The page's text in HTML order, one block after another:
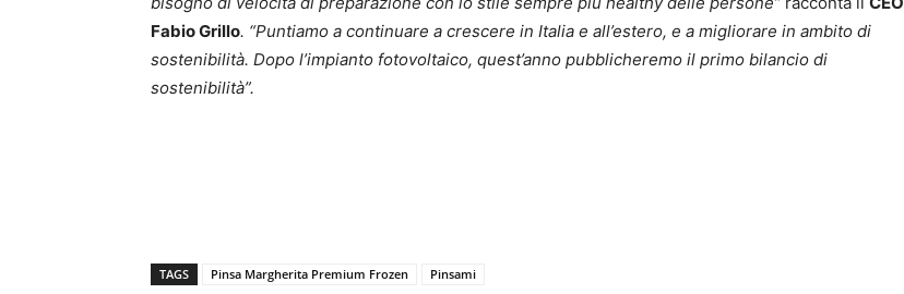
Fabio Grillo. “Puntiamo a continuare a crescere in Italia e all’estero, e a migliorare in ambito di
sostenibilità. Dopo l’impianto fotovoltaico, quest’anno pubblicheremo il primo bilancio di
sostenibilità”.
TAGS Pinsa Margherita Premium Frozen Pinsami